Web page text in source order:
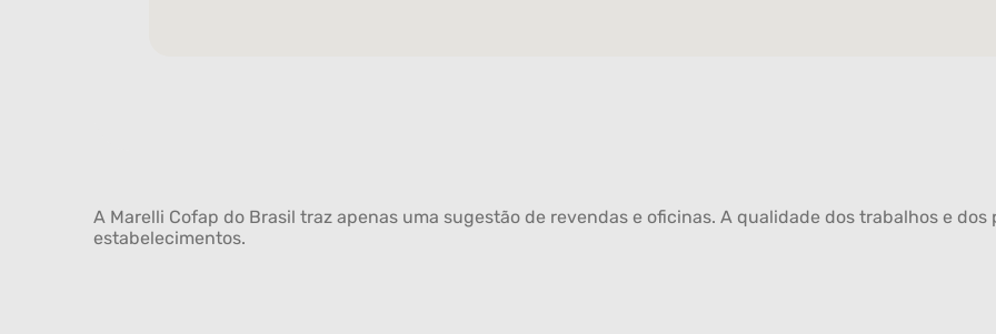
A Marelli Cofap do Brasil traz apenas uma sugestão de revendas e oficinas. A qualidade dos trabalhos e
estabelecimentos.